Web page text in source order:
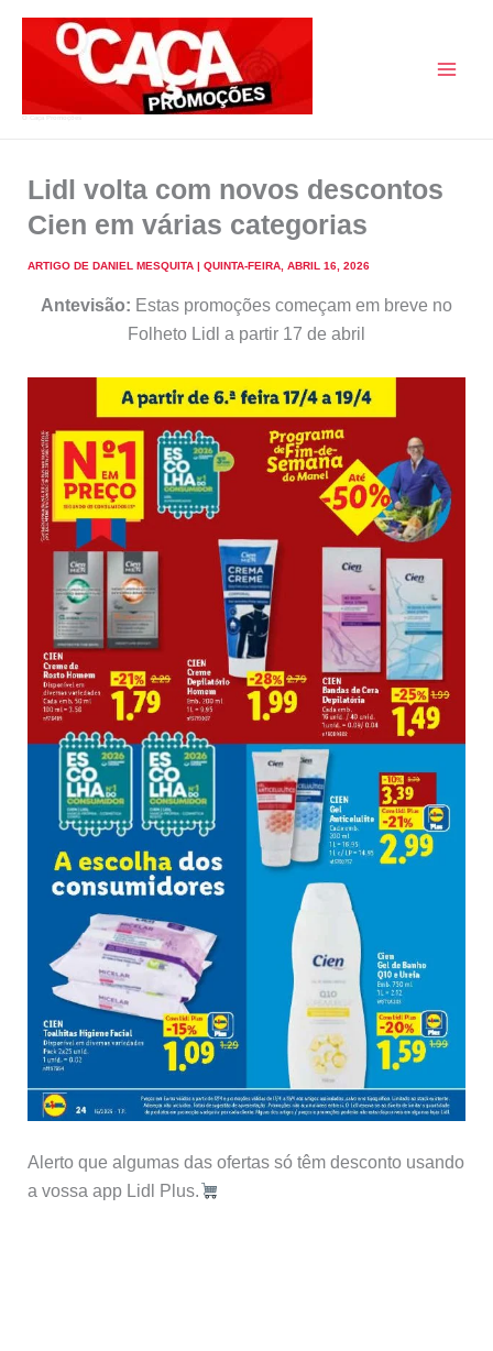
Lidl volta com novos descontos
Cien em várias categorias
ARTIGO DE DANIEL MESQUITA | QUINTA-FEIRA, ABRIL 16, 2026
Antevisão: Estas promoções começam em breve no
Folheto Lidl a partir 17 de abril
Alerto que algumas das ofertas só têm desconto usando
a vossa app Lidl Plus.